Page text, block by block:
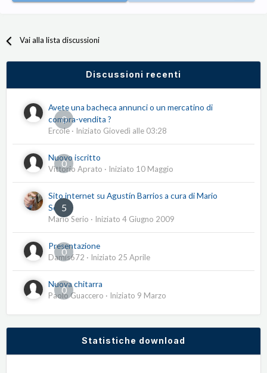
Vai alla lista discussioni
Discussioni recenti
0
Avete una bacheca annunci o un mercatino di
compra-vendita ?
Ercole · Iniziato Giovedì alle 03:28
0
Nuovo iscritto
Vittorio Aprato · Iniziato 10 Maggio
5
Sito internet su Agustín Barrios a cura di Mario
Serio
Mario Serio · Iniziato 4 Giugno 2009
0
Presentazione
Damis672 · Iniziato 25 Aprile
0
Nuova chitarra
Paolo Guaccero · Iniziato 9 Marzo
Statistiche download